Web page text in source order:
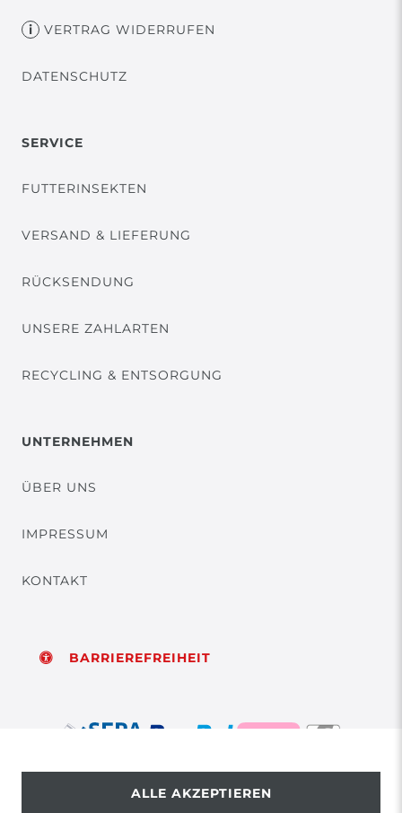
VERTRAG WIDERRUFEN
DATENSCHUTZ
SERVICE
FUTTERINSEKTEN
VERSAND & LIEFERUNG
RÜCKSENDUNG
UNSERE ZAHLARTEN
RECYCLING & ENTSORGUNG
UNTERNEHMEN
ÜBER UNS
IMPRESSUM
KONTAKT
BARRIEREFREIHEIT
© Copyright 2026 | Alle Rechte vorbehalten.
ALLE AKZEPTIEREN